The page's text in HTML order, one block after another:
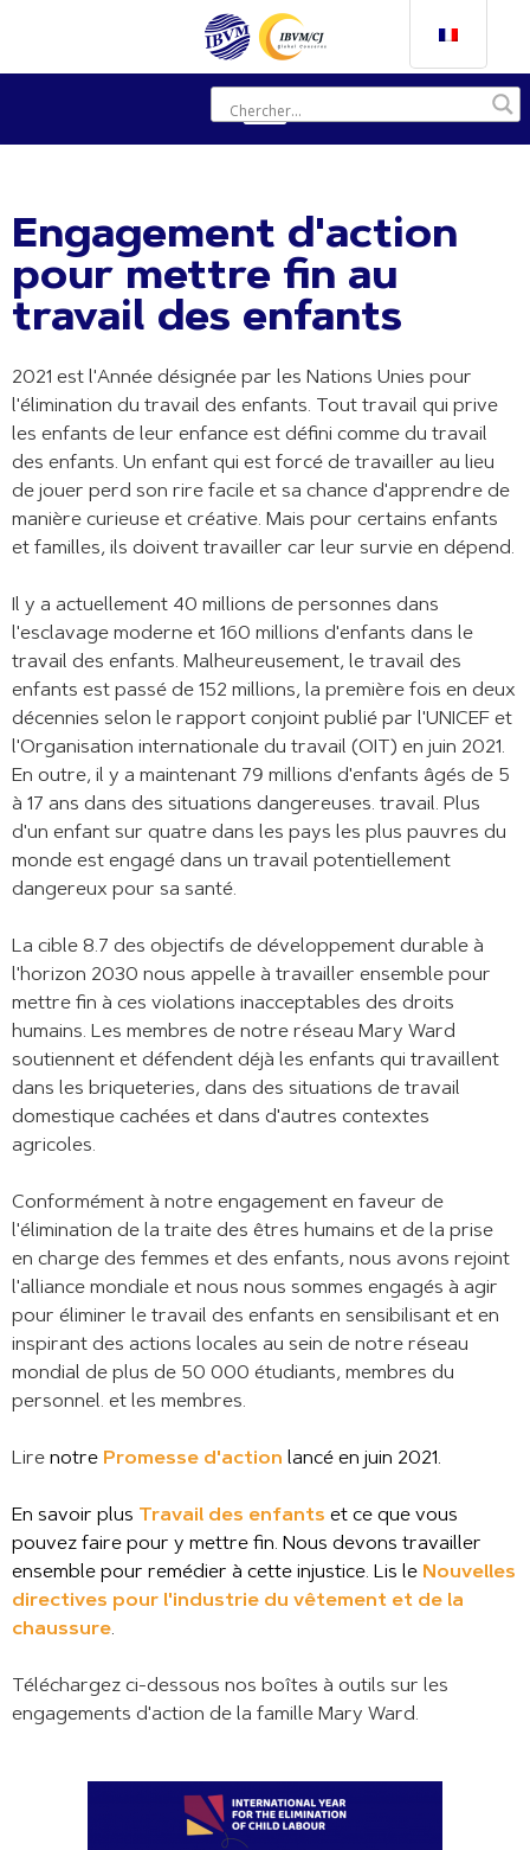
Engagement d'action
pour mettre fin au
travail des enfants
2021 est l'Année désignée par les Nations Unies pour
l'élimination du travail des enfants. Tout travail qui prive
les enfants de leur enfance est défini comme du travail
des enfants. Un enfant qui est forcé de travailler au lieu
de jouer perd son rire facile et sa chance d'apprendre de
manière curieuse et créative. Mais pour certains enfants
et familles, ils doivent travailler car leur survie en dépend.
Il y a actuellement 40 millions de personnes dans
l'esclavage moderne et 160 millions d'enfants dans le
travail des enfants. Malheureusement, le travail des
enfants est passé de 152 millions, la première fois en deux
décennies selon le rapport conjoint publié par l'UNICEF et
l'Organisation internationale du travail (OIT) en juin 2021.
En outre, il y a maintenant 79 millions d'enfants âgés de 5
à 17 ans dans des situations dangereuses. travail. Plus
d'un enfant sur quatre dans les pays les plus pauvres du
monde est engagé dans un travail potentiellement
dangereux pour sa santé.
La cible 8.7 des objectifs de développement durable à
l'horizon 2030 nous appelle à travailler ensemble pour
mettre fin à ces violations inacceptables des droits
humains. Les membres de notre réseau Mary Ward
soutiennent et défendent déjà les enfants qui travaillent
dans les briqueteries, dans des situations de travail
domestique cachées et dans d'autres contextes
agricoles.
Conformément à notre engagement en faveur de
l'élimination de la traite des êtres humains et de la prise
en charge des femmes et des enfants, nous avons rejoint
l'alliance mondiale et nous nous sommes engagés à agir
pour éliminer le travail des enfants en sensibilisant et en
inspirant des actions locales au sein de notre réseau
mondial de plus de 50 000 étudiants, membres du
personnel. et les membres.
Lire notre Promesse d'action lancé en juin 2021.
En savoir plus Travail des enfants et ce que vous
pouvez faire pour y mettre fin. Nous devons travailler
ensemble pour remédier à cette injustice. Lis le Nouvelles
directives pour l'industrie du vêtement et de la
chaussure.
Téléchargez ci-dessous nos boîtes à outils sur les
engagements d'action de la famille Mary Ward.